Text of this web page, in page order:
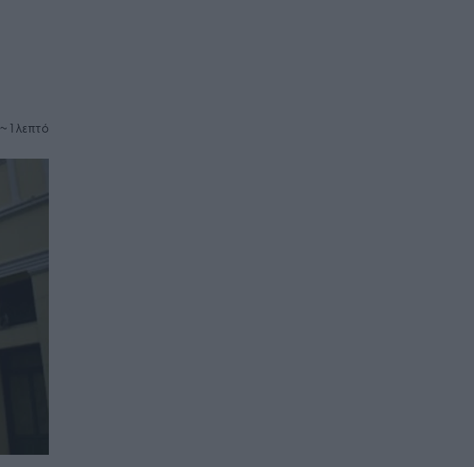
~ 1 λεπτό